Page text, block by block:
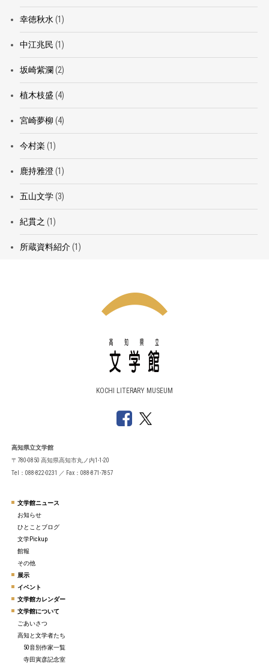
幸徳秋水(1)
中江兆民 (1)
坂崎紫瀾 (2)
植木枝盛 (4)
宮崎夢柳 (4)
今村楽 (1)
鹿持雅澄(1)
五山文学(3)
紀貫之 (1)
所蔵資料紹介(1)
KOCHI LITERARY MUSEUM
高知県立文学館
〒780-0850 高知県高知市丸ノ内1-1-20
Tel：088-822-0231 ／ Fax：088-871-7857
文学館ニュース
お知らせ
ひとことブログ
文学Pickup
館報
その他
展示
イベント
文学館カレンダー
文学館について
ごあいさつ
高知と文学者たち
50音別作家一覧
寺田寅彦記念室